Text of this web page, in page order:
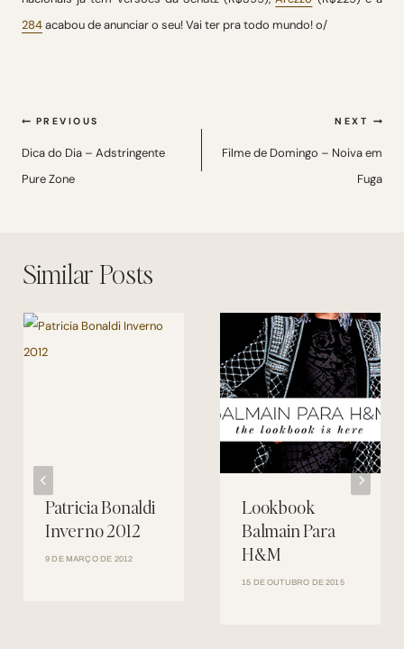
284acabou de anunciar o seu! Vai ter pra todo mundo! o/
Navegação
de
Post
PREVIOUS
Dica do Dia – Adstringente
Pure Zone
NEXT
Filme de Domingo – Noiva em
Fuga
Similar Posts
Patricia Bonaldi
Inverno 2012
9 DE MARÇO DE 2012
Lookbook
Balmain Para
H&M
15 DE OUTUBRO DE 2015